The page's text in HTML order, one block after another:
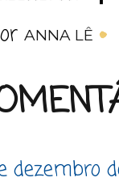
ANNA LÊ
dezembro